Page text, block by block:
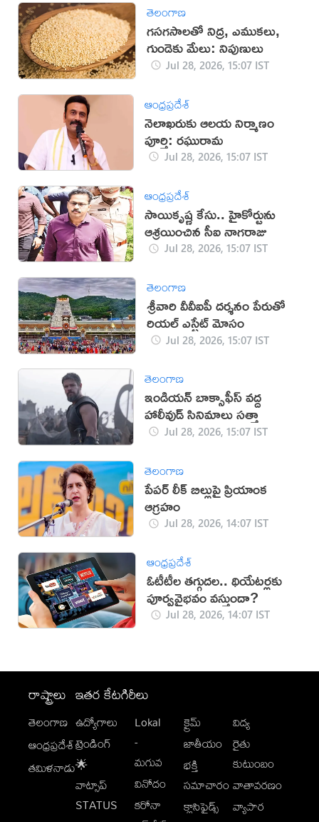
తెలంగాణ
గసగసాలతో నిద్ర, ఎముకలు,
గుండెకు మేలు: నిపుణులు
Jul 28, 2026, 15:07 IST
ఆంధ్రప్రదేశ్
నెలాఖరుకు ఆలయ నిర్మాణం
పూర్తి: రఘురామ
Jul 28, 2026, 15:07 IST
ఆంధ్రప్రదేశ్
సాయికృష్ణ కేసు.. హైకోర్టును
ఆశ్రయించిన సీఐ నాగరాజు
Jul 28, 2026, 15:07 IST
తెలంగాణ
శ్రీవారి వీవీఐపీ దర్శనం పేరుతో
రియల్ ఎస్టేట్ మోసం
Jul 28, 2026, 15:07 IST
తెలంగాణ
ఇండియన్ బాక్సాఫీస్ వద్ద
హాలీవుడ్ సినిమాలు సత్తా
Jul 28, 2026, 15:07 IST
తెలంగాణ
పేపర్ లీక్ బిల్లుపై ప్రియాంక
ఆగ్రహం
Jul 28, 2026, 14:07 IST
ఆంధ్రప్రదేశ్
ఓటీటీల తగ్గుదల.. థియేటర్లకు
పూర్వవైభవం వస్తుందా?
Jul 28, 2026, 14:07 IST
రాష్ట్రాలు
తెలంగాణ
ఆంధ్రప్రదేశ్
తమిళనాడు
ఇతర కేటగిరీలు
ఉద్యోగాలు
ట్రెండింగ్
🌟
వాట్సాప్
STATUS
Lokal
-
మగువ
వినోదం
కరోనా
క్రైమ్
జాతీయం
భక్తి
సమాచారం
క్లాసిఫైడ్స్
విద్య
రైతు
కుటుంబం
వాతావరణం
వ్యాపార